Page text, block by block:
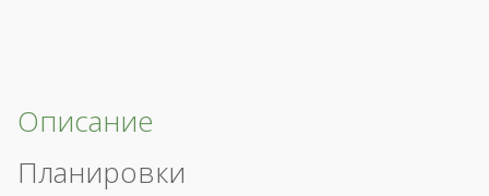
Описание
Планировки